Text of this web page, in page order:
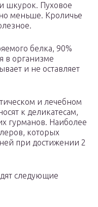
шкурок. Пуховое
меньше. Кроличье
белка, 90%
в организме
и не оставляет
и лечебном
к деликатесам,
гурманов. Наиболее
которых
при достижении 2
следующие